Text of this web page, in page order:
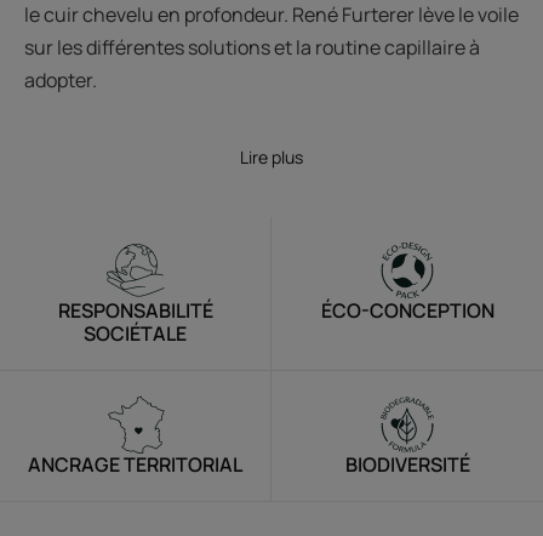
le cuir chevelu en profondeur. René Furterer lève le voile
sur les différentes solutions et la routine capillaire à
adopter.
Lire plus
RESPONSABILITÉ
SOCIÉTALE
ÉCO-CONCEPTION
ANCRAGE TERRITORIAL BIODIVERSITÉ